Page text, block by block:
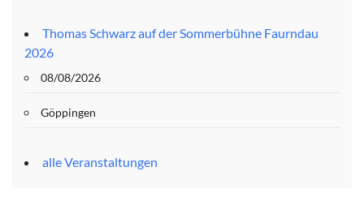
Thomas Schwarz auf der Sommerbühne Faurndau
2026
08/08/2026
Göppingen
alle Veranstaltungen